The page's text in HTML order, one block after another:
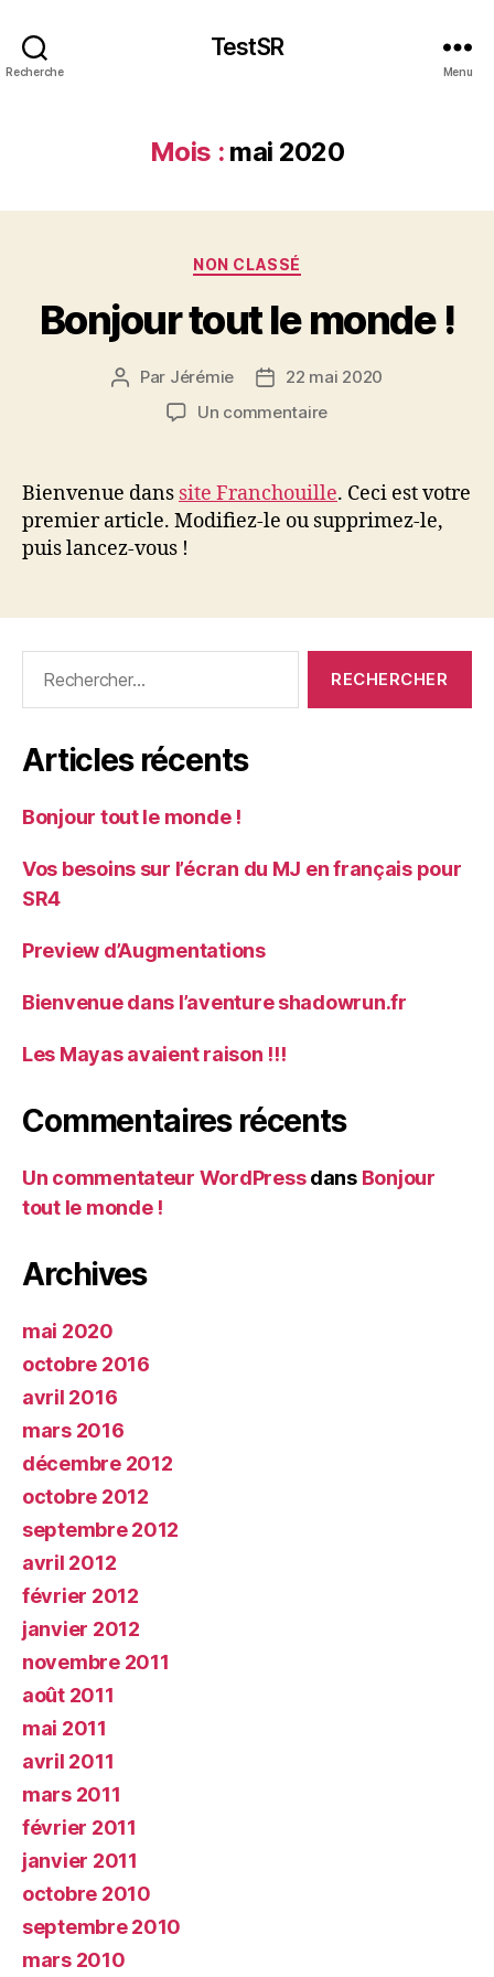
Recherche
TestSR
Menu
Mois : mai 2020
Catégories
NON CLASSÉ
Bonjour tout le monde !
Auteur
l’article
Par Jérémie
Date22 mai 2020
Un commentairesur
monde !
Bienvenue dans site Franchouille. Ceci est votre
premier article. Modifiez-le ou supprimez-le,
puis lancez-vous !
Articles récents
Bonjour tout le monde !
Vos besoins sur l’écran du MJ en français pour
SR4
Preview d’Augmentations
Bienvenue dans l’aventure shadowrun.fr
Les Mayas avaient raison !!!
Commentaires récents
Un commentateur WordPressdans Bonjour
tout le monde !
Archives
mai 2020
octobre 2016
avril 2016
mars 2016
décembre 2012
octobre 2012
septembre 2012
avril 2012
février 2012
janvier 2012
novembre 2011
août 2011
mai 2011
avril 2011
mars 2011
février 2011
janvier 2011
octobre 2010
septembre 2010
mars 2010